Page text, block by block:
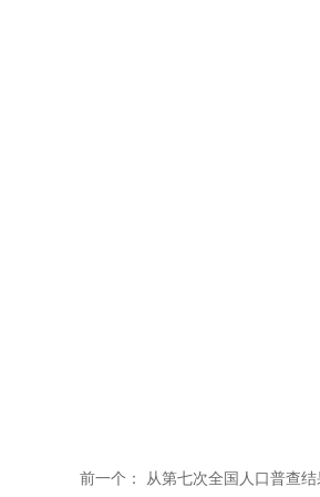
前一个： 从第七次全国人口普查